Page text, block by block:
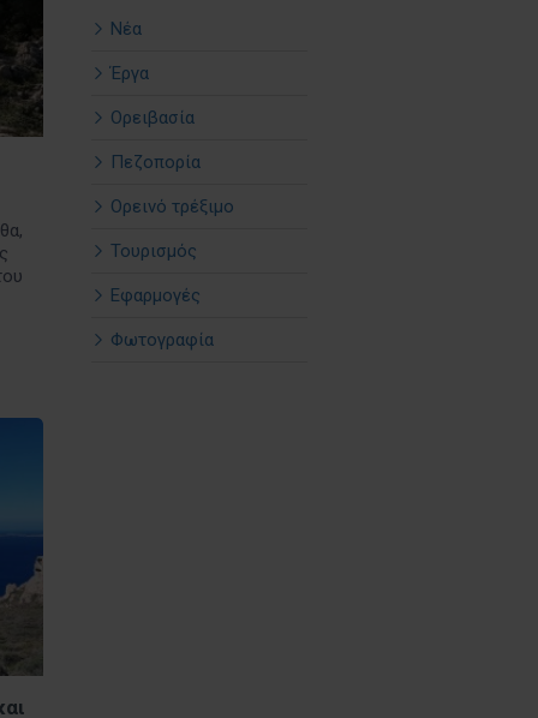
Νέα
Έργα
Ορειβασία
Πεζοπορία
Ορεινό τρέξιμο
Τουρισμός
Εφαρμογές
Φωτογραφία